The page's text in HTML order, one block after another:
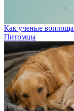
Как ученые
Питомцы